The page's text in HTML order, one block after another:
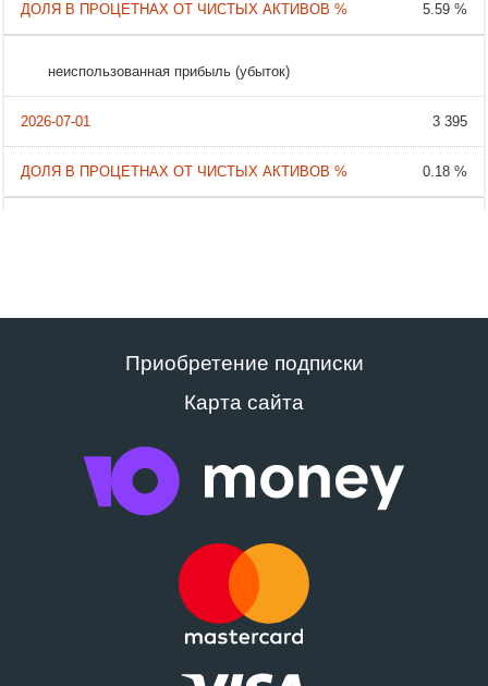
5.59 %
неиспользованная прибыль (убыток)
3 395
0.18 %
Приобретение подписки
Карта сайта